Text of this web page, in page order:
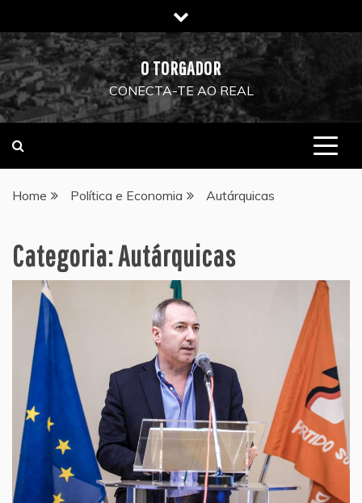
to
content
O TORGADOR
CONECTA-TE AO REAL
Home Política e Economia Autárquicas
Categoria:Autárquicas